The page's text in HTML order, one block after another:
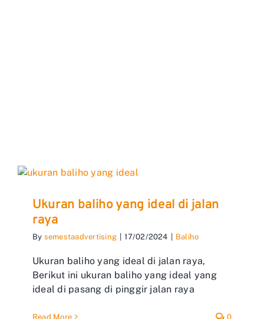
Ukuran baliho yang ideal di jalan
raya
By semestaadvertising 17/02/2024 Baliho
Ukuran baliho yang ideal di jalan raya,
Berikut ini ukuran baliho yang ideal yang
ideal di pasang di pinggir jalan raya
Read More 0